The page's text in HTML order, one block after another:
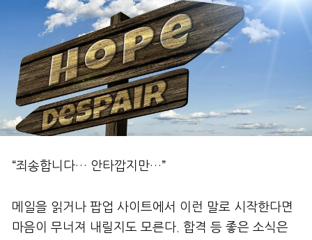
“죄송합니다… 안타깝지만…”
메일을 읽거나 팝업 사이트에서 이런 말로 시작한다면
마음이 무너져 내릴지도 모른다. 합격 등 좋은 소식은